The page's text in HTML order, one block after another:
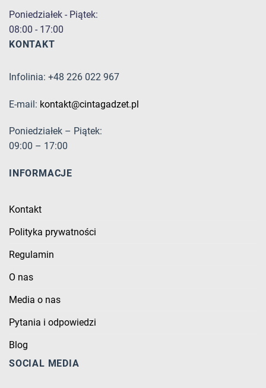
Poniedziałek - Piątek:
08:00 - 17:00
KONTAKT
Infolinia: +48 226 022 967
E-mail: kontakt@cintagadzet.pl
Poniedziałek – Piątek:
09:00 – 17:00
INFORMACJE
Kontakt
Polityka prywatności
Regulamin
O nas
Media o nas
Pytania i odpowiedzi
Blog
SOCIAL MEDIA